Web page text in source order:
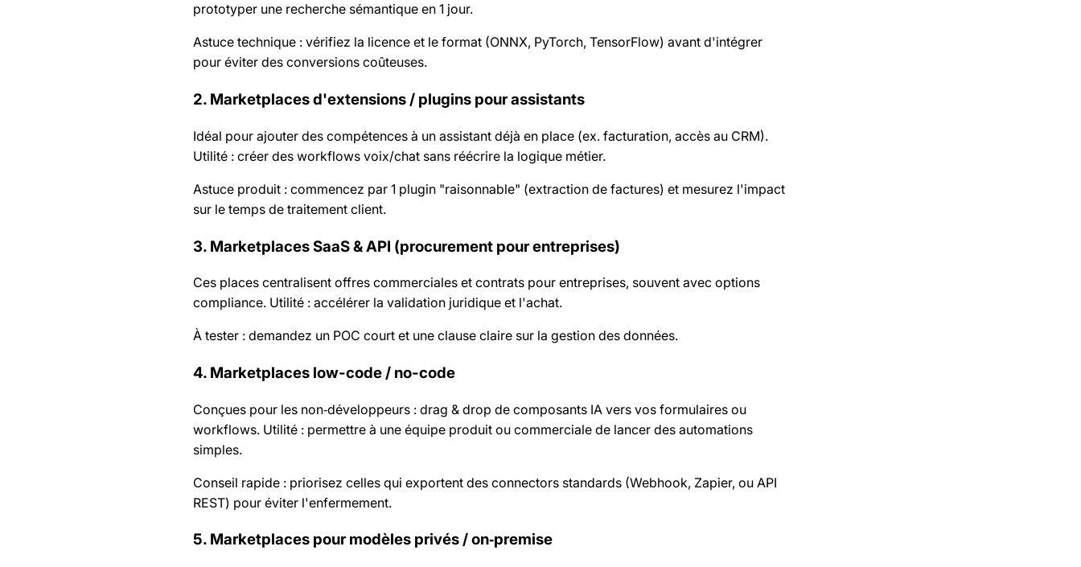
prototyper une recherche sémantique en 1 jour.
Astuce technique : vérifiez la licence et le format (ONNX, PyTorch, TensorFlow) avant d'intégrer
pour éviter des conversions coûteuses.
2. Marketplaces d'extensions / plugins pour assistants
Idéal pour ajouter des compétences à un assistant déjà en place (ex. facturation, accès au CRM).
Utilité : créer des workflows voix/chat sans réécrire la logique métier.
Astuce produit : commencez par 1 plugin "raisonnable" (extraction de factures) et mesurez l'impact
sur le temps de traitement client.
3. Marketplaces SaaS & API (procurement pour entreprises)
Ces places centralisent offres commerciales et contrats pour entreprises, souvent avec options
compliance. Utilité : accélérer la validation juridique et l'achat.
À tester : demandez un POC court et une clause claire sur la gestion des données.
4. Marketplaces low-code / no-code
Conçues pour les non‑développeurs : drag & drop de composants IA vers vos formulaires ou
workflows. Utilité : permettre à une équipe produit ou commerciale de lancer des automations
simples.
Conseil rapide : priorisez celles qui exportent des connectors standards (Webhook, Zapier, ou API
REST) pour éviter l'enfermement.
5. Marketplaces pour modèles privés / on‑premise